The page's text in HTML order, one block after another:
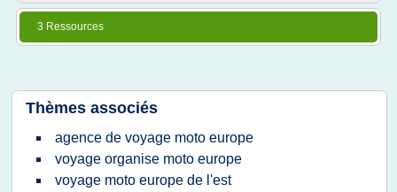
3 Ressources
Thèmes associés
agence de voyage moto europe
voyage organise moto europe
voyage moto europe de l'est